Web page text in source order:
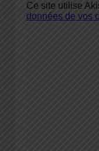
Ce site utilise
données de vos